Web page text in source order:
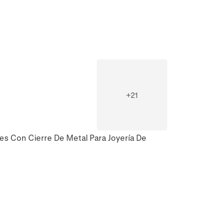
+21
Con Cierre De Metal Para Joyería De